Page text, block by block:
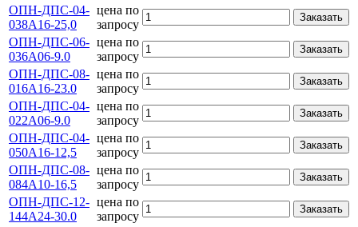
ОПН-ДПС-04-
038А16-25,0
цена по
запросу
Заказать
ОПН-ДПС-06-
036А06-9.0
цена по
запросу
Заказать
ОПН-ДПС-08-
016А16-23.0
цена по
запросу
Заказать
ОПН-ДПС-04-
022А06-9.0
цена по
запросу
Заказать
ОПН-ДПС-04-
050А16-12,5
цена по
запросу
Заказать
ОПН-ДПС-08-
084А10-16,5
цена по
запросу
Заказать
ОПН-ДПС-12-
144А24-30.0
цена по
запросу
Заказать